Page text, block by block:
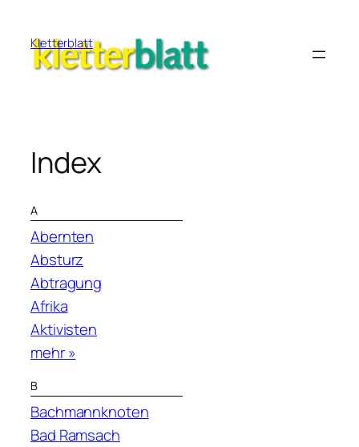
Inhalt
springen
Kletterblatt
Index
A
Abernten
Absturz
Abtragung
Afrika
Aktivisten
mehr »
B
Bachmannknoten
Bad Ramsach